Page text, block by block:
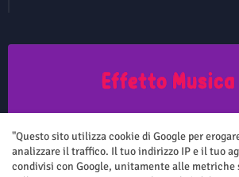
aggiornato senza nessuna periodicità. Non può
un prodotto editoriale ai sensi della legge
"Questo sito utilizza cookie di Google per
analizzare il traffico. Il tuo indirizzo IP e il tuo
condivisi con Google, unitamente alle metriche